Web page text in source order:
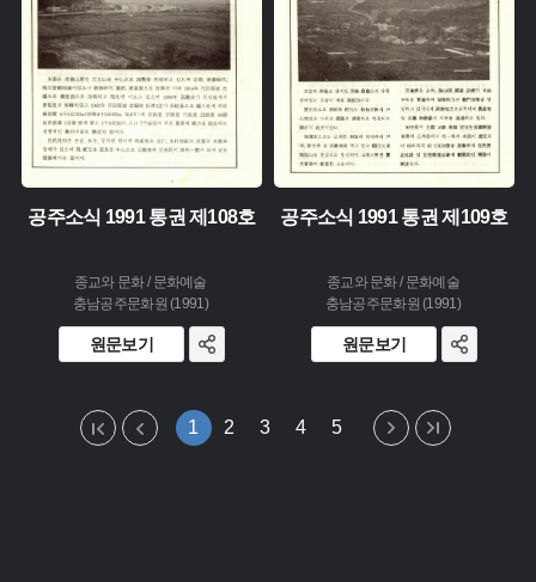
공주소식 1991 통권 제108호
종교와 문화 / 문화예술
충남공주문화원 (1991)
원문보기
공주소식 1991 통권 제109호
종교와 문화 / 문화예술
충남공주문화원 (1991)
원문보기
1 2 3 4 5